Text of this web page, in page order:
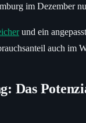
im Dezember
und ein
auch im
Das